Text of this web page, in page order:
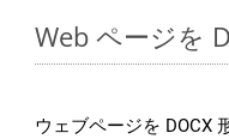
Web ページを
ウェブページを DOCX